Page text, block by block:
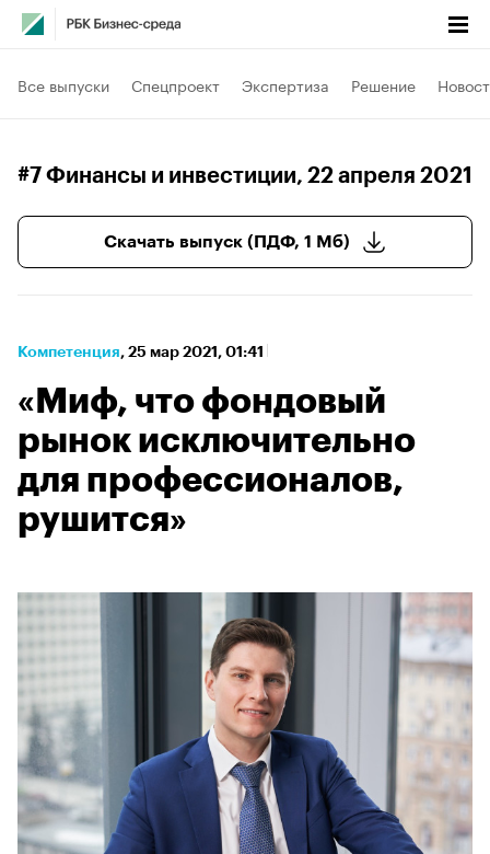
Все выпуски Спецпроект Экспертиза Решение
#7 Финансы и инвестиции, 22 апреля 2021
Скачать выпуск (ПДФ, 1 Мб)
Компетенция⁠, 25 мар 2021, 01:41
«Миф, что фондовый
рынок исключительно
для профессионалов,
рушится»